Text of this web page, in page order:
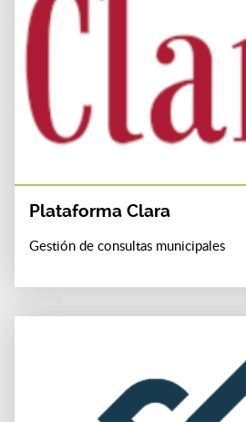
Plataforma Clara
Gestión de consultas municipales